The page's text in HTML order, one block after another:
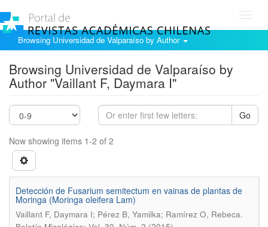
Browsing Universidad de Valparaíso by Author
Browsing Universidad de Valparaíso by
Author "Vaillant F, Daymara I"
Go
Now showing items 1-2 of 2
Detección de Fusarium semitectum en vainas de plantas de
Moringa (Moringa oleifera Lam)
Vaillant F, Daymara I; Pérez B, Yamilka; Ramírez O, Rebeca.